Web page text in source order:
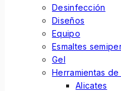
Desinfección
Diseños
Equipo
Esmaltes
Gel
Herramientas
Alicates